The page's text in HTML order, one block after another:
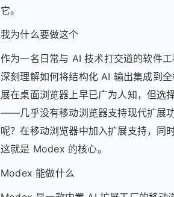
它。
我为什么要做这个
作为一名日常与 AI 技术打交道的软件
深刻理解如何将结构化 AI 输出集成到
展在桌面浏览器上早已广为人知，但选
——几乎没有移动浏览器支持现代扩展
呢？在移动浏览器中加入扩展支持，同
这就是 Modex 的核心。
Modex 能做什么